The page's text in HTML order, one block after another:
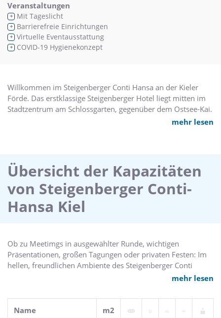
Veranstaltungen
+ Mit Tageslicht
+ Barrierefreie Einrichtungen
+ Virtuelle Eventausstattung
+ COVID-19 Hygienekonzept
Willkommen im Steigenberger Conti Hansa an der Kieler
Förde. Das erstklassige Steigenberger Hotel liegt mitten im
Stadtzentrum am Schlossgarten, gegenüber dem Ostsee-Kai.
Das 4-Sterne-Hotel gehört zu den besten Hotels der Stadt
und den Yachthäfen entfernt.
In Kiel kann man Strand und Großstadt bei einem Besuch
verbinden. Für ein perfektes Wochenende an der Ostsee
garantieren neben dem Hotel Veranstaltungen wie die Kieler
Kieler Bauernmarkt.
mehr lesen
Übersicht der Kapazitäten
von Steigenberger Conti-
Hansa Kiel
Ob zu Meetimgs in ausgewählter Runde, wichtigen
Präsentationen, großen Tagungen oder privaten Festen: Im
hellen, freundlichen Ambiente des Steigenberger Conti
Hansa fühlt man sich zu jedem Anlass perfekt aufgehoben.
Tagungsräume mit moderner Ausstattung zur Verfügung, die
individuell miteinander zu kombinieren sind.
mehr lesen
Name m2